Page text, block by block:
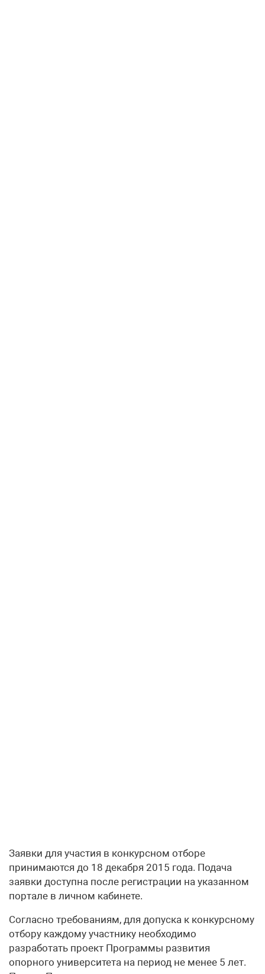
Заявки для участия в конкурсном отборе
принимаются до 18 декабря 2015 года. Подача
заявки доступна после регистрации на указанном
портале в личном кабинете.
Согласно требованиям, для допуска к конкурсному
отбору каждому участнику необходимо
разработать проект Программы развития
опорного университета на период не менее 5 лет.